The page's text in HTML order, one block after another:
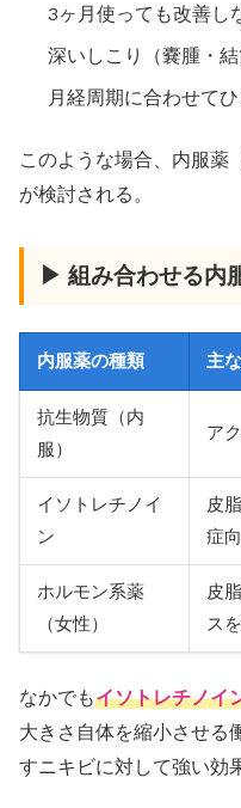
3ヶ月使っても改善し
深いしこり（嚢腫・
月経周期に合わせて
このような場合、内服薬
が検討される。
▶ 組み合わせる内
内服薬の種類 主
抗生物質（内
服）
ア
イソトレチノイ
ン
皮
症向
ホルモン系薬
（女性）
皮
ス
なかでもイソトレチノイ
大きさ自体を縮小させる
すニキビに対して強い効